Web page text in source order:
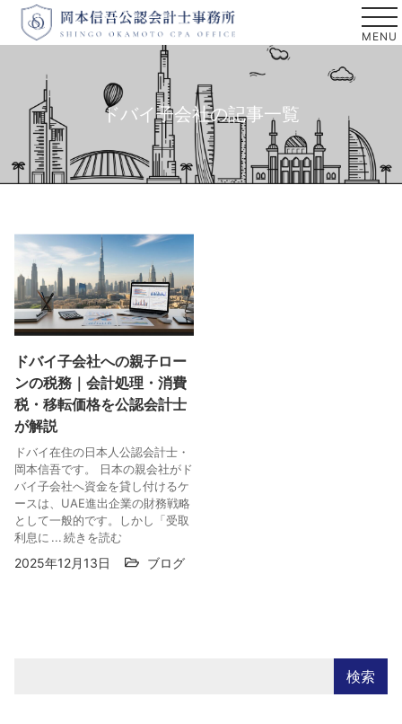
ドバイ子会社の記事一覧
ドバイ子会社への親子ロー
ンの税務｜会計処理・消費
税・移転価格を公認会計士
が解説
ドバイ在住の日本人公認会計士・
岡本信吾です。 日本の親会社がド
バイ子会社へ資金を貸し付けるケ
ースは、UAE進出企業の財務戦略
として一般的です。しかし「受取
利息に ...続きを読む
2025年12月13日 ブログ
検索